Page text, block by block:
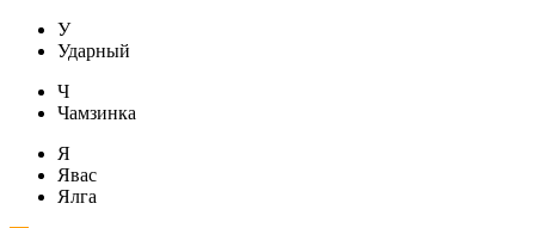
У
Ударный
Ч
Чамзинка
Я
Явас
Ялга